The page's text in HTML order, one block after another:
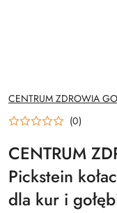
NAZWA
PRODUCENTA:
CENTRUM ZDROWIA
(0)
CENTRUM
Pickstein
dla kur i